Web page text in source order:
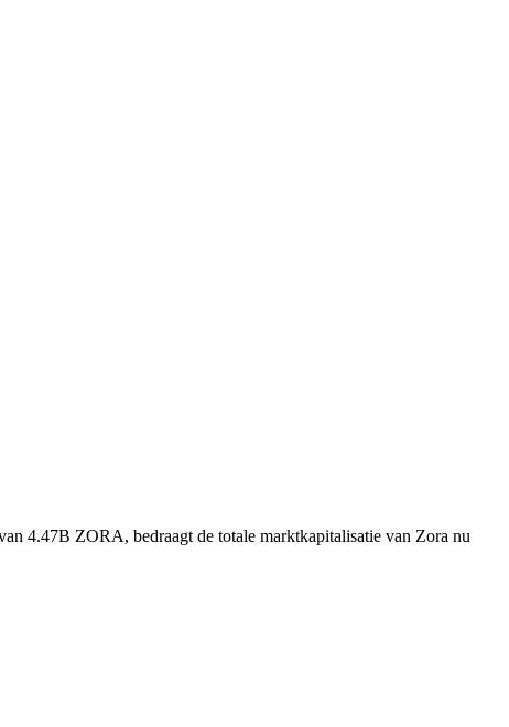
4.47B ZORA, bedraagt de totale marktkapitalisatie van Zora nu